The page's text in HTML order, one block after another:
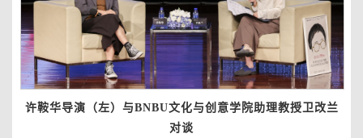
许鞍华导演（左）与BNBU文化与创意学院助理教授卫改兰
对谈